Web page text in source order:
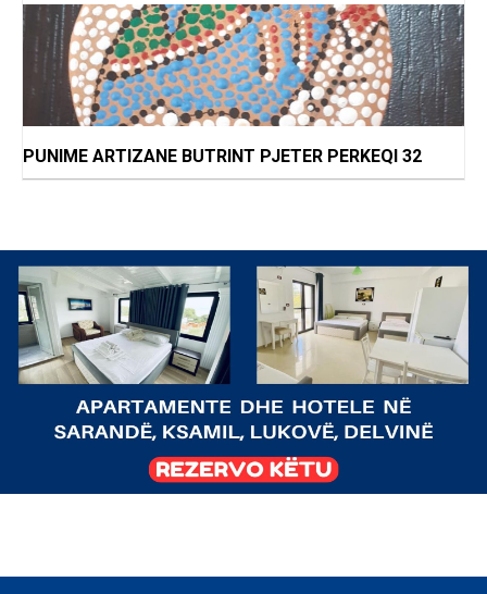
PUNIME ARTIZANE BUTRINT PJETER PERKEQI 32